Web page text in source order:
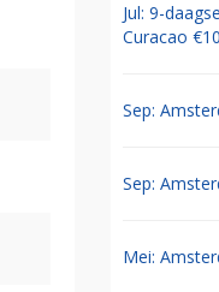
Jul: 9-
Curacao
Sep:
Sep:
Mei: